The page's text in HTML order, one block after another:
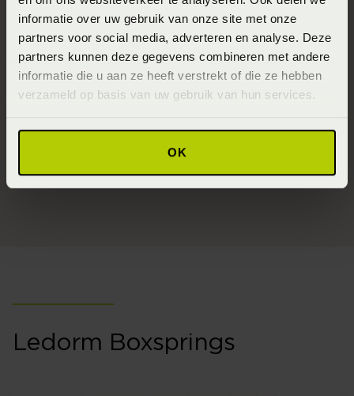
informatie over uw gebruik van onze site met onze
partners voor social media, adverteren en analyse. Deze
partners kunnen deze gegevens combineren met andere
informatie die u aan ze heeft verstrekt of die ze hebben
verzameld op basis van uw gebruik van hun services.
OK
ergonomische aspect.
De keuze voor materialen heeft invloed op je welzijn en
die van jouw omgeving. Met zorg worden bij voorkeur
natuurlijke materialen gekozen die zorgen voor een
worden nadat ze aan een tweede leven gaan beginnen.
Ledorm Boxsprings